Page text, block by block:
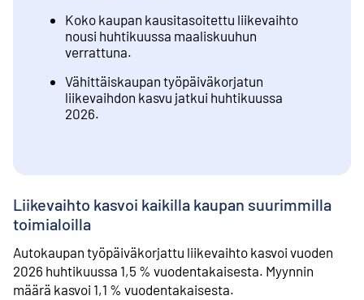
Koko kaupan kausitasoitettu liikevaihto
nousi huhtikuussa maaliskuuhun
verrattuna.
Vähittäiskaupan työpäiväkorjatun
liikevaihdon kasvu jatkui huhtikuussa
2026.
Liikevaihto kasvoi kaikilla kaupan suurimmilla
toimialoilla
Autokaupan työpäiväkorjattu liikevaihto kasvoi vuoden
2026 huhtikuussa 1,5 % vuodentakaisesta. Myynnin
määrä kasvoi 1,1 % vuodentakaisesta.